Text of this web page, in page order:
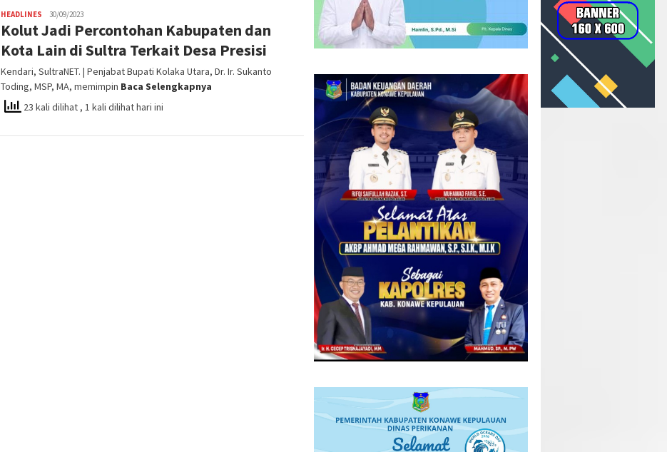
HEADLINES admin
SN
30/09/2023
Kolut Jadi Percontohan Kabupaten dan
Kota Lain di Sultra Terkait Desa Presisi
Kendari, SultraNET. | Penjabat Bupati Kolaka Utara, Dr. Ir. Sukanto
Toding, MSP, MA, memimpin Baca Selengkapnya
23 kali dilihat , 1 kali dilihat hari ini